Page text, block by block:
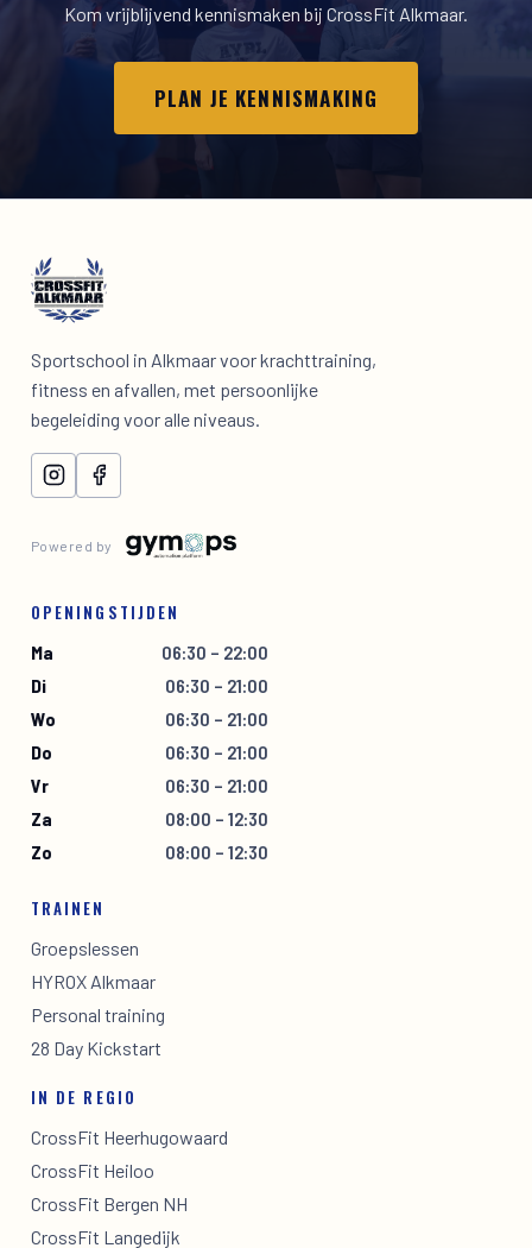
Kom vrijblijvend kennismaken bij CrossFit Alkmaar.
PLAN JE KENNISMAKING
Sportschool in Alkmaar voor krachttraining,
fitness en afvallen, met persoonlijke
begeleiding voor alle niveaus.
Powered by
OPENINGSTIJDEN
Ma
06:30 – 22:00
Di
06:30 – 21:00
Wo
06:30 – 21:00
Do
06:30 – 21:00
Vr
06:30 – 21:00
Za
08:00 – 12:30
Zo
08:00 – 12:30
TRAINEN
Groepslessen
HYROX Alkmaar
Personal training
28 Day Kickstart
IN DE REGIO
CrossFit Heerhugowaard
CrossFit Heiloo
CrossFit Bergen NH
CrossFit Langedijk